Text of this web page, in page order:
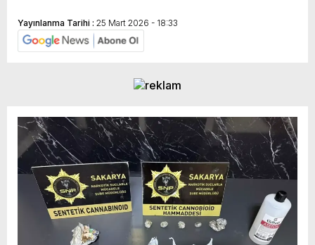
Yayınlanma Tarihi : 25 Mart 2026 - 18:33